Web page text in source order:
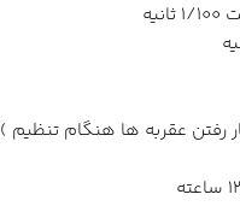
رفتن عقربه ها هنگام تنظیم )